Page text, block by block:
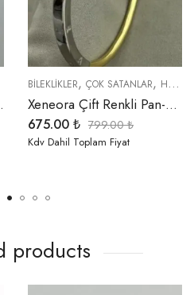
TREND ÜRÜNLER
BİLEKLİKLER, ÇOK SATANLAR, HEDIYELER
Xeneora Çift Renkli Pan-Dora Çelik Bileklik
675.00 ₺ 799.00₺
Kdv Dahil Toplam Fiyat
products